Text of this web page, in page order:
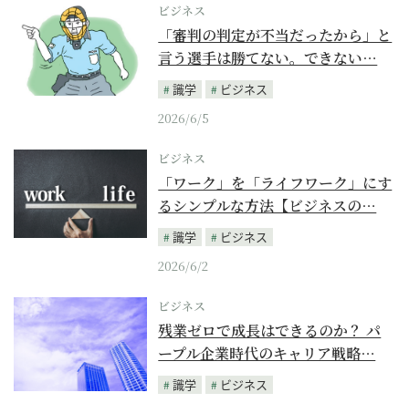
ビジネス
「審判の判定が不当だったから」と
言う選手は勝てない。できない…
識学
ビジネス
2026/6/5
ビジネス
「ワーク」を「ライフワーク」にす
るシンプルな方法【ビジネスの…
識学
ビジネス
2026/6/2
ビジネス
残業ゼロで成長はできるのか？ パ
ープル企業時代のキャリア戦略…
識学
ビジネス